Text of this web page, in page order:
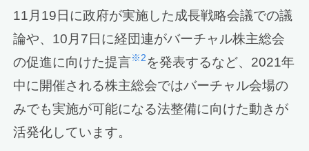
11月19日に政府が実施した成長戦略会議での議
論や、10月7日に経団連がバーチャル株主総会
の促進に向けた提言※2を発表するなど、2021年
中に開催される株主総会ではバーチャル会場の
みでも実施が可能になる法整備に向けた動きが
活発化しています。